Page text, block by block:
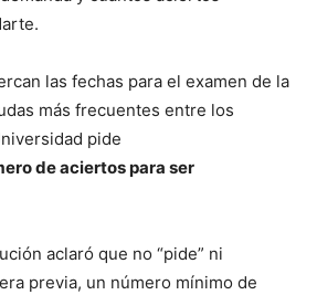
las fechas para el examen de la
más frecuentes entre los
pide
de aciertos para ser
aclaró que no “pide” ni
previa, un número mínimo de